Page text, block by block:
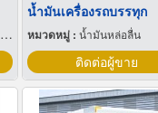
น้ำมันเครื่องรถบรรทุก
หมวดหมู่ : น้ำมันหล่อลื่น
ติดต่อผู้ขาย